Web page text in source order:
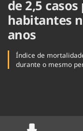
de 2,5
habitantes
anos
Índice de
durante o mesmo